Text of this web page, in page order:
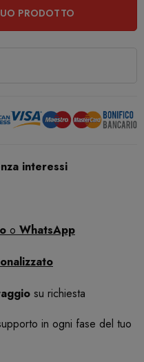
PRODOTTO
interessi
o WhatsApp
su richiesta
in ogni fase del tuo